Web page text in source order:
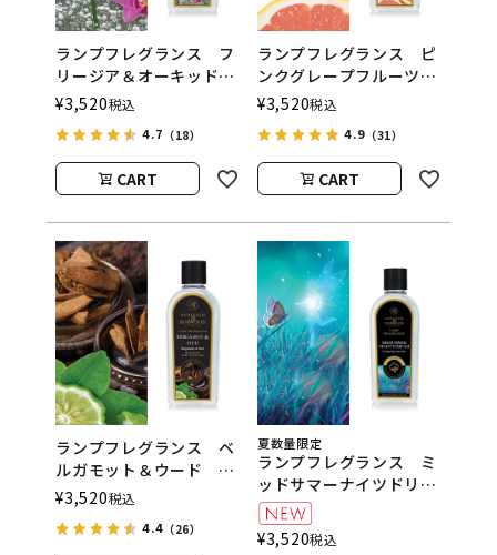
ランプフレグランス フ
リージア＆オーキッド
500ml フレグランスラ
ンプ用オイル
ASHLEIGH&BURWOOD
（アシュレイアンドバー
ウッド）
¥3,520税込
4.7 （18）
CART
ランプフレグランス ピ
ンクグレープフルーツ
500ml フレグランスラ
ンプ用オイル
ASHLEIGH&BURWOOD
（アシュレイアンドバー
ウッド）
¥3,520税込
4.9（31）
CART
ランプフレグランス ベ
ルガモット＆ウード
500ml フレグランスラ
ンプ用オイル
ASHLEIGH&BURWOOD
¥3,520税込
4.4 （26）
夏数量限定
ランプフレグランス ミ
ッドサマーナイツドリー
ム 500ml フレグラン
スランプ用オイル
ASHLEIGH&BURWOOD
¥3,520税込